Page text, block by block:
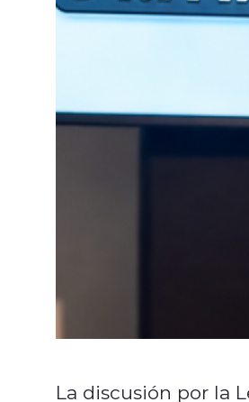
La discusión por la